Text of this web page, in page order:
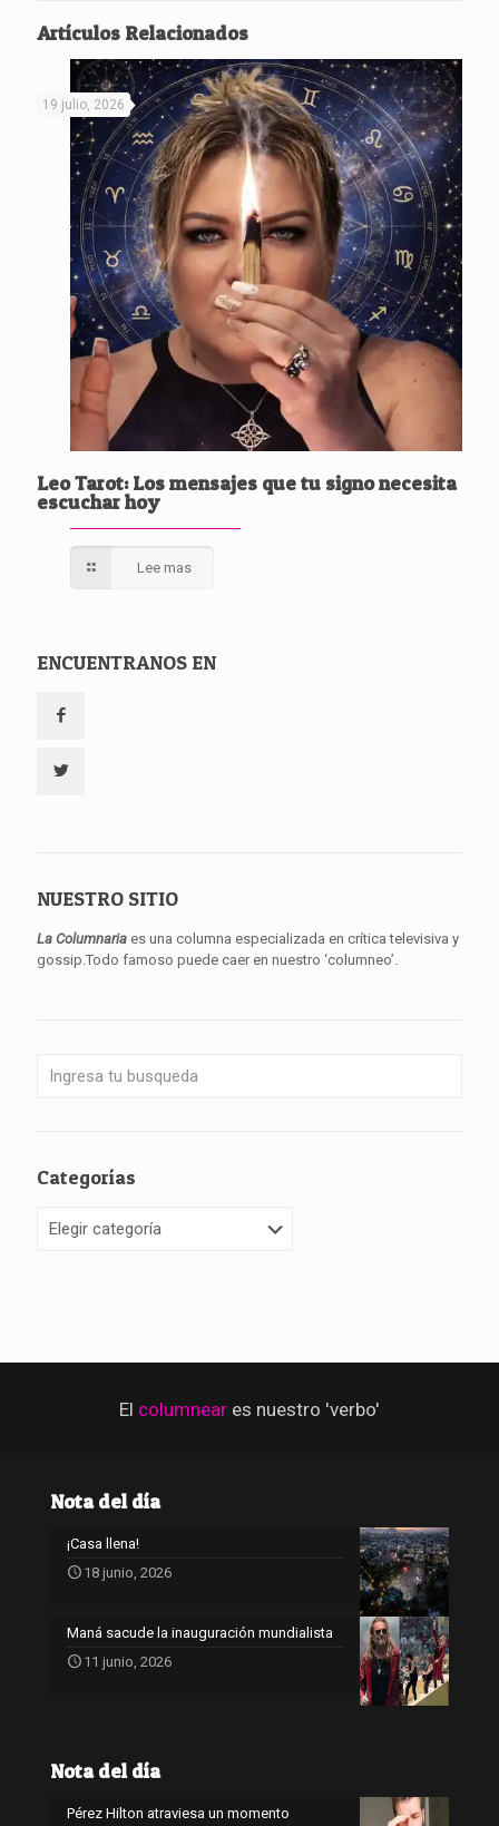
Artículos Relacionados
19 julio, 2026
Leo Tarot: Los mensajes que tu signo necesita
escuchar hoy
Lee mas
ENCUENTRANOS EN
NUESTRO SITIO
La Columnaria es una columna especializada en crítica televisiva y
gossip.Todo famoso puede caer en nuestro ‘columneo’.
Categorías
El columnear es nuestro 'verbo'
Nota del día
¡Casa llena!
18 junio, 2026
Maná sacude la inauguración mundialista
11 junio, 2026
Nota del día
Pérez Hilton atraviesa un momento